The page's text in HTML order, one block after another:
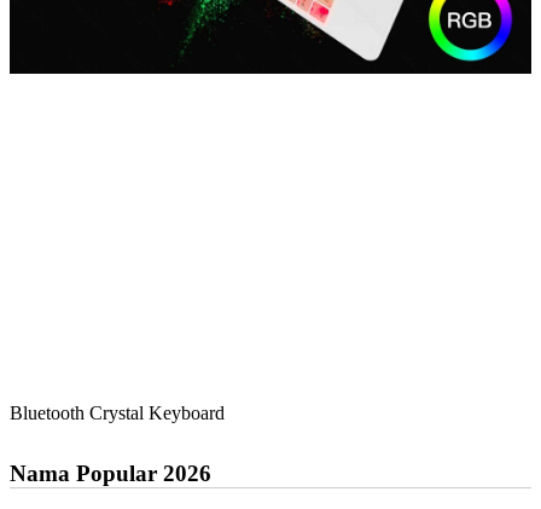
Bluetooth Crystal Keyboard
Nama Popular 2026